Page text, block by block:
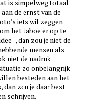
is simpelweg totaal
de ernst van de
iets wil zeggen
het taboe er op te
-, dan zou je niet de
mensen als
niet de nadruk
zo onbelangrijk
besteden aan het
dan zou je daar best
schrijven.